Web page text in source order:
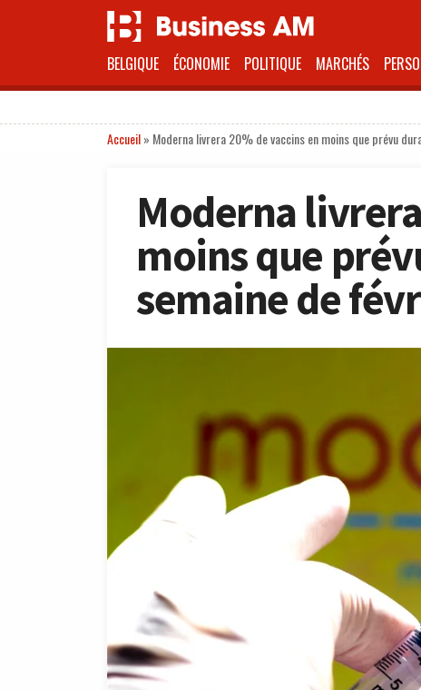
BELGIQUE ÉCONOMIE POLITIQUE MARCHÉS
Accueil» Moderna livrera 20% de vaccins en moins que prévu
Moderna
moins que
semaine de